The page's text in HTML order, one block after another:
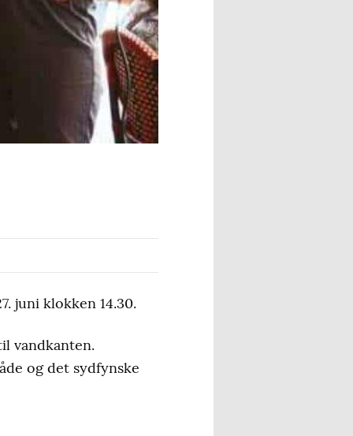
juni klokken 14.30.
vandkanten.
og det sydfynske